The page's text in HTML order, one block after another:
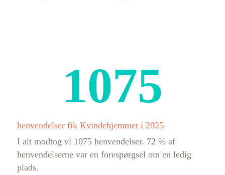
1075
henvendelser fik Kvindehjemmet i 2025
I alt modtog vi 1075 henvendelser. 72 % af
henvendelserne var en forespørgsel om en ledig
plads.